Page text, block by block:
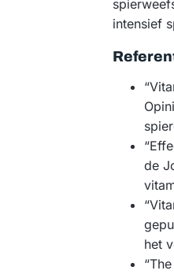
intensief
de
het